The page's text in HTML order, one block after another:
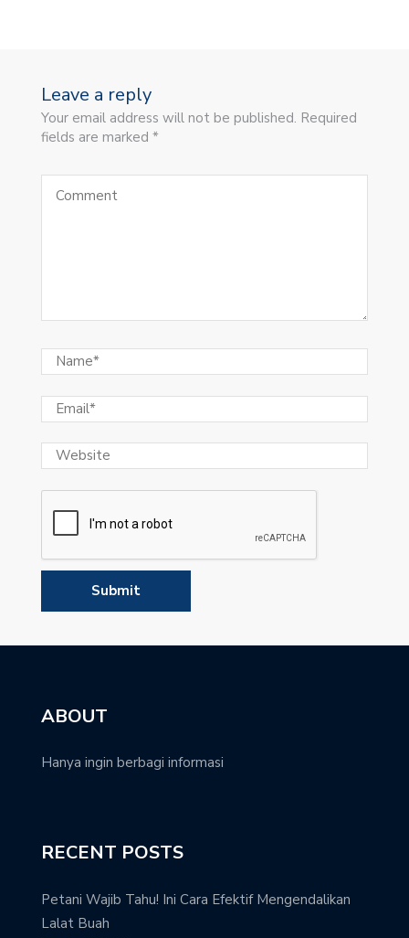
Leave a reply
Your email address will not be published. Required
fields are marked *
ABOUT
Hanya ingin berbagi informasi
RECENT POSTS
Petani Wajib Tahu! Ini Cara Efektif Mengendalikan
Lalat Buah